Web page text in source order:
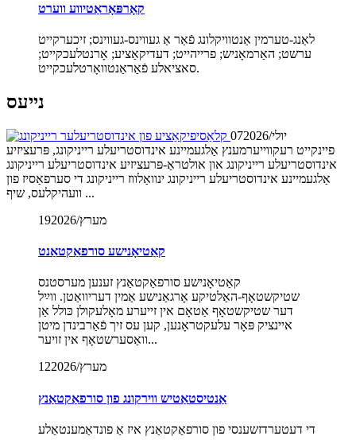
קאָרפּאָראַטיווע ווערט
לאַנג-טערמין אַנטוויקלונג פֿאַר אַ געווינס-געווינס; זיכערקייט
ערשט; האַרמאָניש; פרייהייט; דעדיקאַציע; אָרנטלעכקייט;
סאציאלע פֿאַראַנטוואָרטלעכקייט.
נייעס
07
2026/יולי
פיינקייט רעקווייערמענץ אַלגעמיינע אינדוסטריעלע רייניקונג, פּרעציזיע
אינדוסטריעלע רייניקונג און אולטראַ-פּרעציזיע אינדוסטריעלע רייניקונג
אַלגעמיינע אינדוסטריעלע רייניקונג ינוואַלווז רייניקונג די סערפאַסיז פון
וועהיקלעס, שיף ...
19
2026/מערץ
קאַטיאָנישע סורפאַקטאַנט
קאַטיאָנישע סורפאַקטאַנץ זענען מערסטנס
שטיקשטאָף-האַלטיקע אָרגאַנישע אַמין דעריוואַטן. ווײַל
דער שטיקשטאָף אַטאָם אין זייערע מאָלעקולן כּולל אַן
איינציק פּאָר עלעקטראָנען, קען עס זיך פֿאַרבינדן מיטן
וואַסערשטאָף אין זויער...
12
2026/מערץ
אַנטיסטאַטיש ווירקונג פון סורפאַקטאַנץ
די דעטערדזשענסי פון סורפאַקטאַנץ איז אַ פונדאַמענטאַלע